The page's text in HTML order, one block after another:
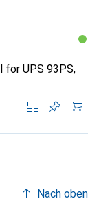
for UPS 93PS,
Nach oben